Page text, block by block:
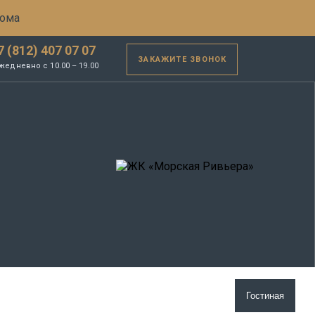
(812) 407 07 07
с 10.00 – 19.00
ЗАКАЖИТЕ ЗВОНОК
Гостиная